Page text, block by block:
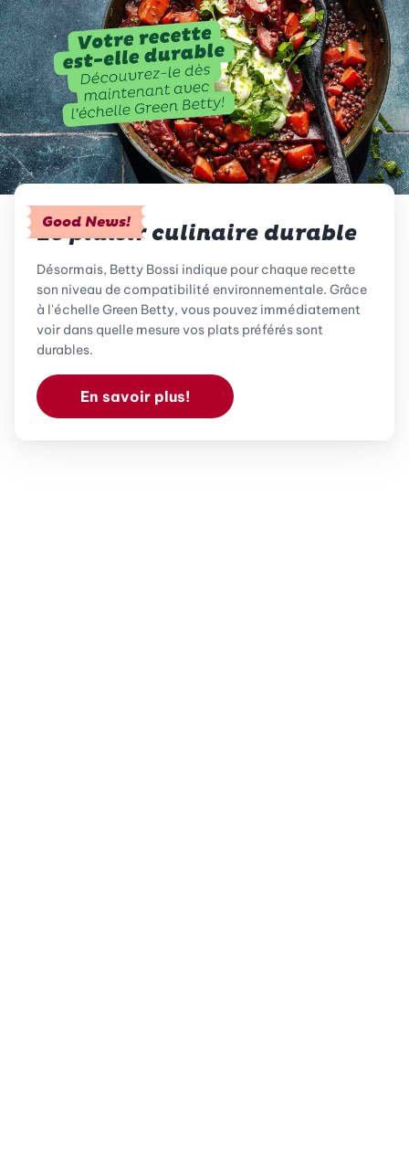
Good News!
Le plaisir culinaire durable
Désormais, Betty Bossi indique pour chaque recette
son niveau de compatibilité environnementale. Grâce
à l'échelle Green Betty, vous pouvez immédiatement
voir dans quelle mesure vos plats préférés sont
durables.
En savoir plus!